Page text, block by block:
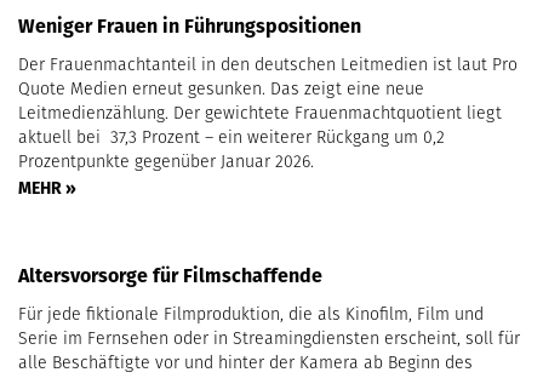
Weniger Frauen in Führungspositionen
Der Frauenmachtanteil in den deutschen Leitmedien ist laut Pro
Quote Medien erneut gesunken. Das zeigt eine neue
Leitmedienzählung. Der gewichtete Frauenmachtquotient liegt
aktuell bei 37,3 Prozent – ein weiterer Rückgang um 0,2
Prozentpunkte gegenüber Januar 2026.
MEHR »
Altersvorsorge für Filmschaffende
Für jede fiktionale Filmproduktion, die als Kinofilm, Film und
Serie im Fernsehen oder in Streamingdiensten erscheint, soll für
alle Beschäftigte vor und hinter der Kamera ab Beginn des